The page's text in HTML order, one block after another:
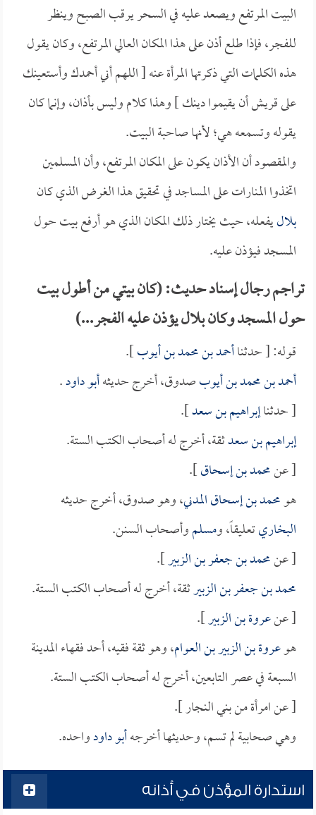
البيت المرتفع ويصعد عليه في السحر يرقب الصبح وينظر
للفجر، فإذا طلع أذن على هذا المكان العالي المرتفع، وكان يقول
هذه الكلمات التي ذكرتها المرأة عنه [ اللهم أني أحمدك وأستعينك
على قريش أن يقيموا دينك ] وهذا كلام وليس بأذان، وإنما كان
يقوله وتسمعه هي؛ لأنها صاحبة البيت.
والمقصود أن الأذان يكون على المكان المرتفع، وأن المسلمين
اتخذوا المنارات على المساجد في تحقيق هذا الغرض الذي كان
بلاليفعله، حيث يختار ذلك المكان الذي هو أرفع بيت حول
المسجد فيؤذن عليه.
تراجم رجال إسناد حديث: (كان بيتي من أطول بيت
حول المسجد وكان بلال يؤذن عليه الفجر...)
قوله: [ حدثناأحمد بن محمد بن أيوب].
أحمد بن محمد بن أيوبصدوق، أخرج حديثهأبو داود.
[ حدثناإبراهيم بن سعد].
إبراهيم بن سعدثقة، أخرج له أصحاب الكتب الستة.
[ عنمحمد بن إسحاق].
هومحمد بن إسحاق المدني، وهو صدوق، أخرج حديثه
البخاريتعليقاً، ومسلموأصحاب السنن.
[ عنمحمد بن جعفر بن الزبير].
محمد بن جعفر بن الزبيرثقة، أخرج له أصحاب الكتب الستة.
[ عنعروة بن الزبير].
هوعروة بن الزبير بن العوام، وهو ثقة فقيه، أحد فقهاء المدينة
السبعة في عصر التابعين، أخرج له أصحاب الكتب الستة.
[ عن امرأة من بني النجار ].
وهي صحابية لم تسم، وحديثها أخرجهأبو داودواحده.
استدارة المؤذن في أذانه